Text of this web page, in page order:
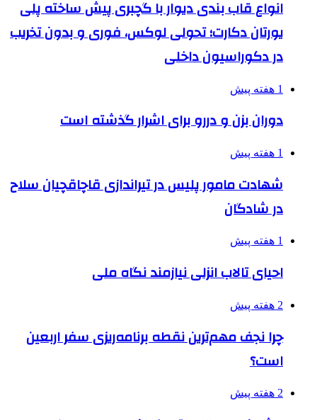
انواع قاب بندی دیوار با گچبری پیش ساخته پلی
یورتان دکارت؛ تحولی لوکس، فوری و بدون تخریب
در دکوراسیون داخلی
1 هفته پیش
دوران بزن و دررو برای اشرار گذشته است
1 هفته پیش
شهادت مامور پلیس در تیراندازی قاچاقچیان سلاح
در شادگان
1 هفته پیش
احیای تالاب انزلی نیازمند نگاه ملی
2 هفته پیش
چرا نجف مهم‌ترین نقطه برنامه‌ریزی سفر اربعین
است؟
2 هفته پیش